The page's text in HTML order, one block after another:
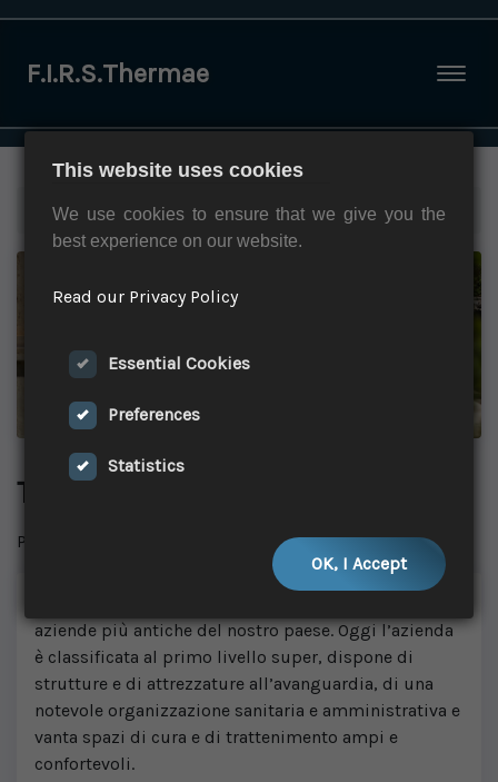
F.I.R.S.Thermae
Home» Partner» Terme di Telese
Terme di Telese
Pubblicato il: 4 ago, 2019
aziende più antiche del nostro paese. Oggi l’azienda
è classificata al primo livello super, dispone di
strutture e di attrezzature all’avanguardia, di una
notevole organizzazione sanitaria e amministrativa e
vanta spazi di cura e di trattenimento ampi e
confortevoli.
This website uses cookies
We use cookies to ensure that we give you the
best experience on our website.
Read our Privacy Policy
Essential Cookies
Preferences
Statistics
OK, I Accept